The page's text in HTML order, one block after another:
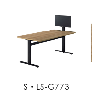
S・LS-G773